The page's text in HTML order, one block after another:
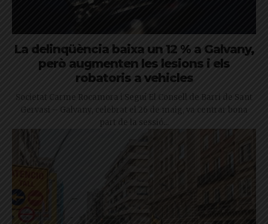
La delinqüència baixa un 12 % a Galvany,
però augmenten les lesions i els
robatoris a vehicles
Societat Carme Rocamora i Seguí El Consell de Barri de Sant
Gervasi – Galvany, celebrat el 26 de maig, va centrar bona
part de la sessió...